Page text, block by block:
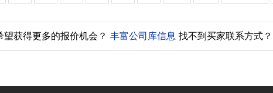
望获得更多的报价机会？ 丰富公司库信息 找不到买家联系方式？